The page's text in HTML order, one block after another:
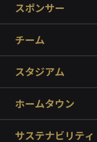
スポンサー
チーム
スタジアム
ホームタウン
サステナビリティ